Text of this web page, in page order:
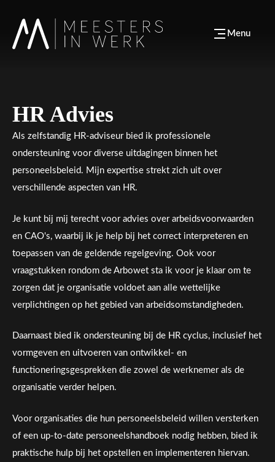
Menu
HR Advies
Als zelfstandig HR-adviseur bied ik professionele
ondersteuning voor diverse uitdagingen binnen het
personeelsbeleid. Mijn expertise strekt zich uit over
verschillende aspecten van HR.
Je kunt bij mij terecht voor advies over arbeidsvoorwaarden
en CAO's, waarbij ik je help bij het correct interpreteren en
toepassen van de geldende regelgeving. Ook voor
vraagstukken rondom de Arbowet sta ik voor je klaar om te
zorgen dat je organisatie voldoet aan alle wettelijke
verplichtingen op het gebied van arbeidsomstandigheden.
Daarnaast bied ik ondersteuning bij de HR cyclus, inclusief het
vormgeven en uitvoeren van ontwikkel- en
functioneringsgesprekken die zowel de werknemer als de
organisatie verder helpen.
Voor organisaties die hun personeelsbeleid willen versterken
of een up-to-date personeelshandboek nodig hebben, bied ik
praktische hulp bij het opstellen en implementeren hiervan.